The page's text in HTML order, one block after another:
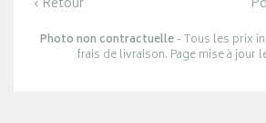
Photo non contractuelle- Tous les prix
frais de livraison. Page mise à jour